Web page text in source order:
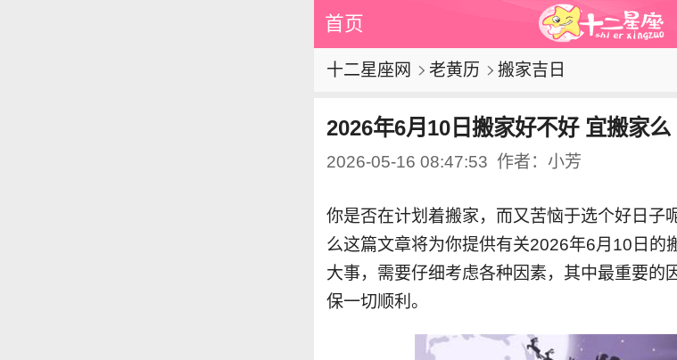
首页
十二星座网 老黄历 搬家吉日
2026年6月10日搬家好不好 宜搬家么
2026-05-16 08:47:53 作者：小芳
你是否在计划着搬家，而又苦恼于选个好日子
么这篇文章将为你提供有关2026年6月10日的
大事，需要仔细考虑各种因素，其中最重要的
保一切顺利。